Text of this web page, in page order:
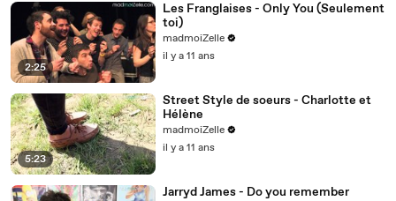
2:25
Les Franglaises - Only You (Seulement
toi)
madmoiZelle
il y a 11 ans
5:23
Street Style de soeurs - Charlotte et
Hélène
madmoiZelle
il y a 11 ans
Jarryd James - Do you remember